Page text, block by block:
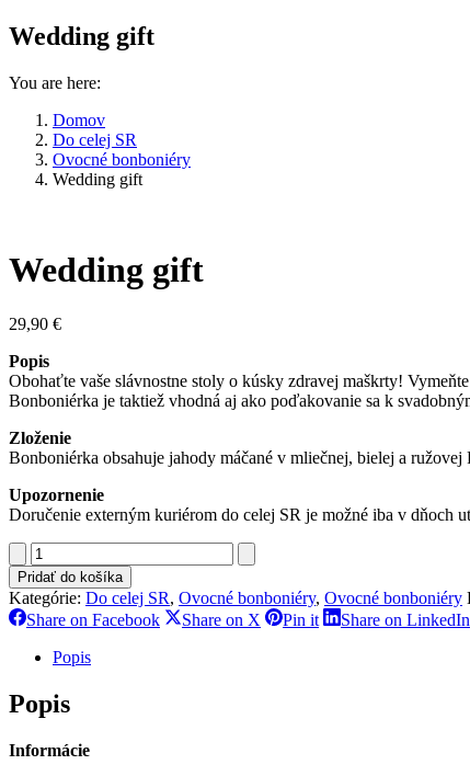
Wedding gift
You are here:
Domov
Do celej SR
Ovocné bonboniéry
Wedding gift
Wedding gift
29,90 €
Popis
Obohaťte vaše slávnostne stoly o kúsky zdravej maškrty!
Bonboniérka je taktiež vhodná aj ako poďakovanie sa k
Zloženie
Bonboniérka obsahuje jahody máčané v mliečnej, bielej a
Upozornenie
Doručenie externým kuriérom do celej SR je možné iba v dňoch
množstvo
Wedding
gift
Pridať do košíka
Kategórie: Do celej SR, Ovocné bonboniéry, Ovocné bonboniéry
Share on FacebookShareShare on X SharePin itShareShare on LinkedIn
Popis
Popis
Informácie